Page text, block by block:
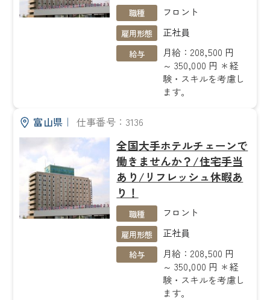
職種 フロント
雇用形態 正社員
給与
月給：208,500 円
～ 350,000 円 ＊経
験・スキルを考慮し
ます。
富山県｜ 仕事番号：3136
全国大手ホテルチェーンで
働きませんか？/住宅手当
あり/リフレッシュ休暇あ
り！
職種 フロント
雇用形態 正社員
給与
月給：208,500 円
～ 350,000 円 ＊経
験・スキルを考慮し
ます。